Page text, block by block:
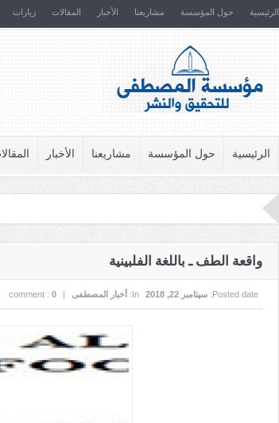
الرئيسية حول المؤسسة مشاريعنا الأخبار المقالات زيارات
الرئيسية حول المؤسسة مشاريعنا الأخبار
واقعة الطف ـ باللغة الفلبينية
Posted date: سپتامبر 22, 2018 In: أخبار المصطفى |
comment : 0